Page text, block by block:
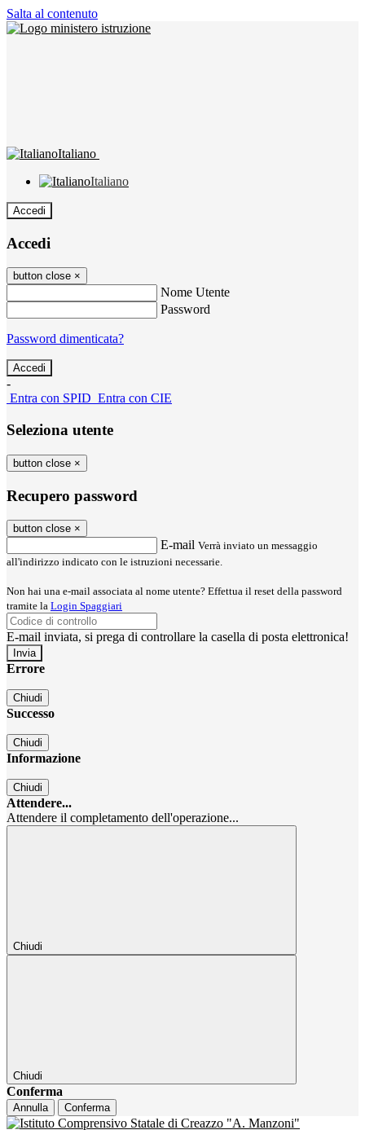
Salta al contenuto
Italiano
Italiano
Accedi
Accedi
button close ×
Nome Utente
Password
Password dimenticata?
-
Entra con SPID Entra con CIE
Seleziona utente
button close ×
Recupero password
button close ×
E-mail Verrà inviato un messaggio
all'indirizzo indicato con le istruzioni necessarie.
Non hai una e-mail associata al nome utente? Effettua il reset della password
tramite la Login Spaggiari
E-mail inviata, si prega di controllare la casella di posta elettronica!
Errore
Chiudi
Successo
Chiudi
Informazione
Chiudi
Attendere...
Attendere il completamento dell'operazione...
Chiudi
Chiudi
Conferma
Annulla Conferma